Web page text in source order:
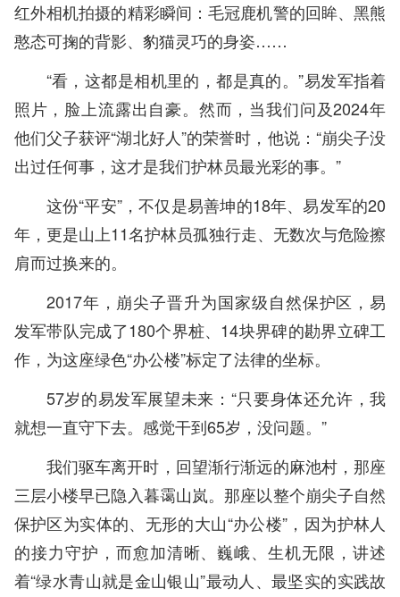
红外相机拍摄的精彩瞬间：毛冠鹿机警的回眸、黑熊
憨态可掬的背影、豹猫灵巧的身姿……
“看，这都是相机里的，都是真的。”易发军指着
照片，脸上流露出自豪。然而，当我们问及2024年
他们父子获评“湖北好人”的荣誉时，他说：“崩尖子没
出过任何事，这才是我们护林员最光彩的事。”
这份“平安”，不仅是易善坤的18年、易发军的20
年，更是山上11名护林员孤独行走、无数次与危险擦
肩而过换来的。
2017年，崩尖子晋升为国家级自然保护区，易
发军带队完成了180个界桩、14块界碑的勘界立碑工
作，为这座绿色“办公楼”标定了法律的坐标。
57岁的易发军展望未来：“只要身体还允许，我
就想一直守下去。感觉干到65岁，没问题。”
我们驱车离开时，回望渐行渐远的麻池村，那座
三层小楼早已隐入暮霭山岚。那座以整个崩尖子自然
保护区为实体的、无形的大山“办公楼”，因为护林人
的接力守护，而愈加清晰、巍峨、生机无限，讲述
着“绿水青山就是金山银山”最动人、最坚实的实践故